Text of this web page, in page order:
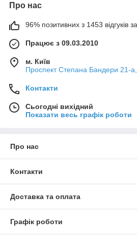
Про нас
96% позитивних з 1453 відгуків
Працює з 09.03.2010
м. Київ
Проспект Степана Бандери 21-а,
Контакти
Сьогодні вихідний
Показати весь графік роботи
Про нас
Контакти
Доставка та оплата
Графік роботи